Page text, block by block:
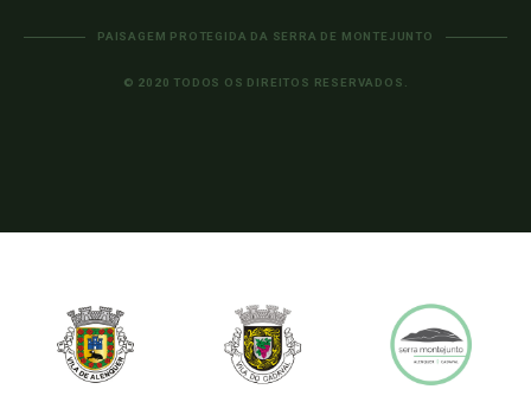
PAISAGEM PROTEGIDA DA SERRA DE MONTEJUNTO
© 2020 TODOS OS DIREITOS RESERVADOS.